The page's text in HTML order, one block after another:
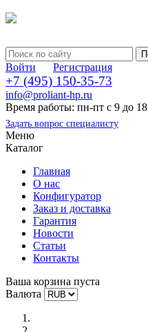
Войти Регистрация
+7 (495) 150-35-73
info@proliant-hp.ru
Время работы: пн-пт с 9 до 18
Задать вопрос специалисту
Меню
Каталог
Главная
О нас
Конфигуратор
Заказ и доставка
Гарантия
Новости
Статьи
Контакты
Ваша корзина пуста
Валюта